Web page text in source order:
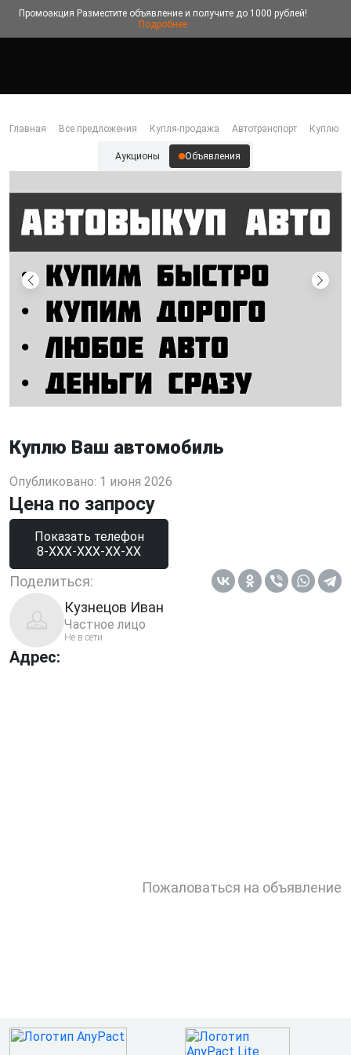
Промоакция Разместите объявление и получите до 1000 рублей!
Подробнее
Главная Все предложения Купля-продажа Автотранспорт Куплю
Аукционы Объявления
Куплю Ваш автомобиль
Опубликовано: 1 июня 2026
Цена по запросу
Показать телефон
8-XXX-XXX-XX-XX
Поделиться:
Кузнецов Иван
Частное лицо
Не в сети
Адрес:
Пожаловаться на объявление